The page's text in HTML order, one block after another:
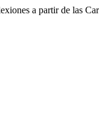
a partir de las